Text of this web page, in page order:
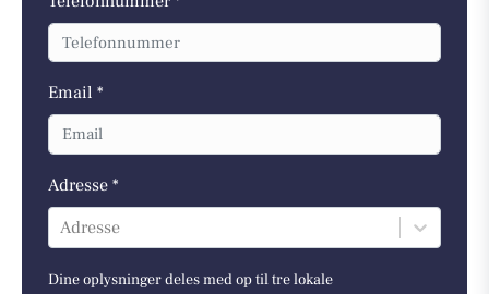
Email *
Adresse *
Adresse
Dine oplysninger deles med op til tre lokale